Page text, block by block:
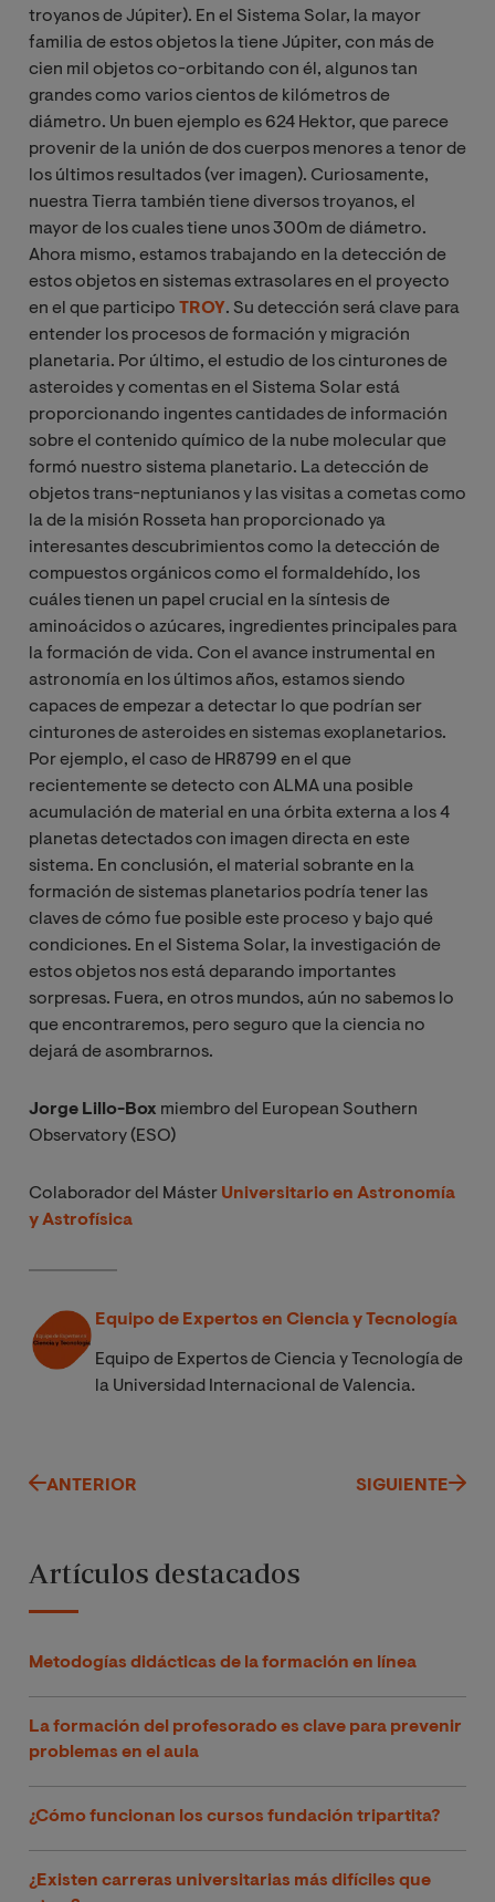
troyanos de Júpiter). En el Sistema Solar, la mayor
familia de estos objetos la tiene Júpiter, con más de
cien mil objetos co-orbitando con él, algunos tan
grandes como varios cientos de kilómetros de
diámetro. Un buen ejemplo es 624 Hektor, que parece
provenir de la unión de dos cuerpos menores a tenor de
los últimos resultados (ver imagen). Curiosamente,
nuestra Tierra también tiene diversos troyanos, el
mayor de los cuales tiene unos 300m de diámetro.
Ahora mismo, estamos trabajando en la detección de
estos objetos en sistemas extrasolares en el proyecto
en el que participo TROY. Su detección será clave para
entender los procesos de formación y migración
planetaria. Por último, el estudio de los cinturones de
asteroides y comentas en el Sistema Solar está
proporcionando ingentes cantidades de información
sobre el contenido químico de la nube molecular que
formó nuestro sistema planetario. La detección de
objetos trans-neptunianos y las visitas a cometas como
la de la misión Rosseta han proporcionado ya
interesantes descubrimientos como la detección de
compuestos orgánicos como el formaldehído, los
cuáles tienen un papel crucial en la síntesis de
aminoácidos o azúcares, ingredientes principales para
la formación de vida. Con el avance instrumental en
astronomía en los últimos años, estamos siendo
capaces de empezar a detectar lo que podrían ser
cinturones de asteroides en sistemas exoplanetarios.
Por ejemplo, el caso de HR8799 en el que
recientemente se detecto con ALMA una posible
acumulación de material en una órbita externa a los 4
planetas detectados con imagen directa en este
sistema. En conclusión, el material sobrante en la
formación de sistemas planetarios podría tener las
claves de cómo fue posible este proceso y bajo qué
condiciones. En el Sistema Solar, la investigación de
estos objetos nos está deparando importantes
sorpresas. Fuera, en otros mundos, aún no sabemos lo
que encontraremos, pero seguro que la ciencia no
dejará de asombrarnos.
Jorge Lillo-Box miembro del European Southern
Observatory (ESO)
Colaborador del Máster Universitario en Astronomía
y Astrofísica
Equipo de Expertos en Ciencia y Tecnología
Equipo de Expertos de Ciencia y Tecnología de
la Universidad Internacional de Valencia.
ANTERIOR SIGUIENTE
Artículos destacados
Metodogías didácticas de la formación en línea
La formación del profesorado es clave para prevenir
problemas en el aula
¿Cómo funcionan los cursos fundación tripartita?
¿Existen carreras universitarias más difíciles que